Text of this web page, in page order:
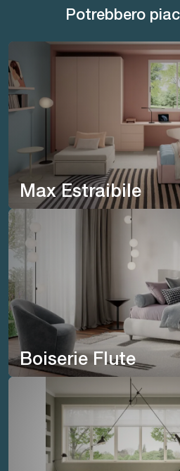
Potrebbero
Max Estraibile
Boiserie Flute